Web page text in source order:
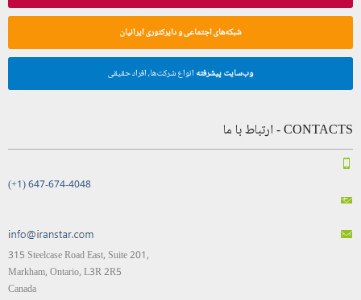
شبکه‌های اجتماعی و دایرکتوری ایرانیان
وب‌سایت پیشرفته انواع شرکت‌ها، افراد حقیقی
CONTACTS - ارتباط با ما
(+1) 647-674-4048
315 Steelcase Road East, Suite 201,
Markham, Ontario, L3R 2R5
Canada